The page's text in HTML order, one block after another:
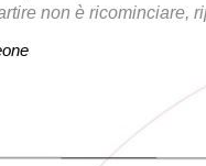
non è ricominciare,